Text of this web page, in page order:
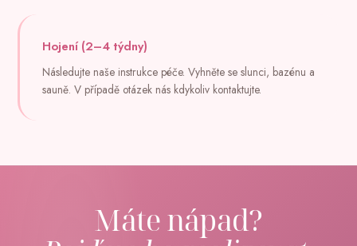
Hojení (2–4 týdny)
Následujte naše instrukce péče. Vyhněte se slunci, bazénu a
sauně. V případě otázek nás kdykoliv kontaktujte.
Máte nápad?